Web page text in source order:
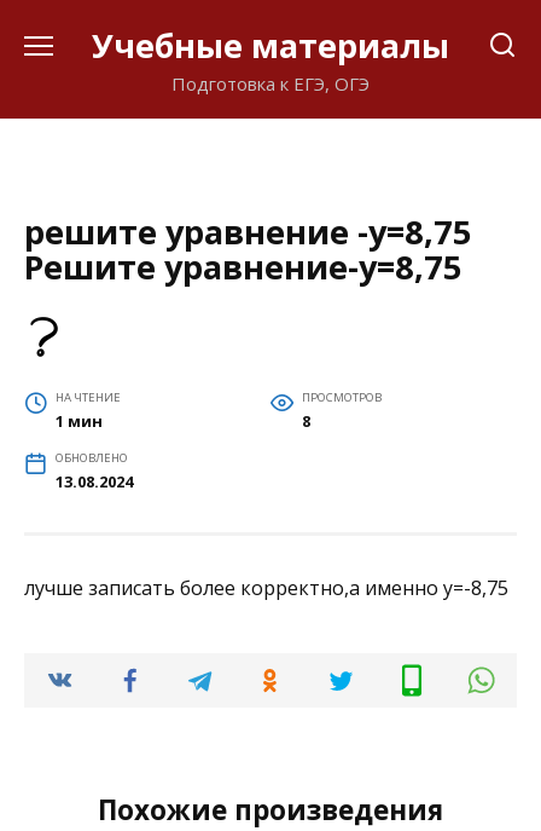
Учебные материалы
Подготовка к ЕГЭ, ОГЭ
решите уравнение -y=8,75
Решите уравнение-y=8,75
НА ЧТЕНИЕ
1 мин
ПРОСМОТРОВ
8
ОБНОВЛЕНО
13.08.2024
лучше записать более корректно,а именно у=-8,75
Похожие произведения